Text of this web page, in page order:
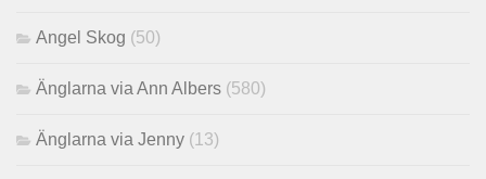
Angel Skog (50)
Änglarna via Ann Albers (580)
Änglarna via Jenny (13)